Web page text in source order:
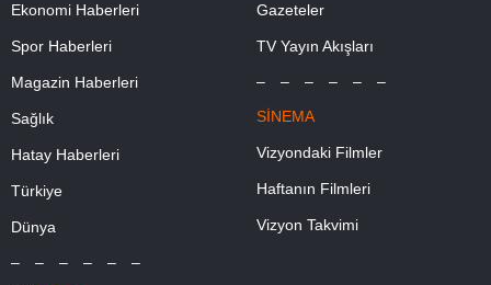
Ekonomi Haberleri
Spor Haberleri
Magazin Haberleri
Sağlık
Hatay Haberleri
Türkiye
Dünya
– – – – – –
Gazeteler
TV Yayın Akışları
– – – – – –
SİNEMA
Vizyondaki Filmler
Haftanın Filmleri
Vizyon Takvimi